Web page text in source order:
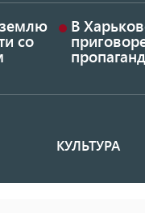
землю
со
В
КУЛЬТУРА